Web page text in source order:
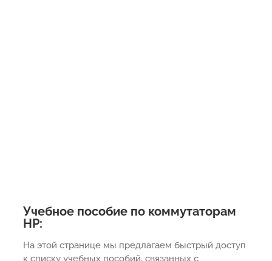
Учебное пособие по коммутаторам
HP:
На этой странице мы предлагаем быстрый доступ
к списку учебных пособий, связанных с